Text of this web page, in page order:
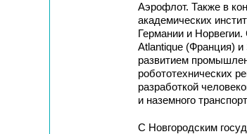
Аэрофлот. Также в
академических
Германии и
Atlantique (Франция) и
развитием
робототехнических
разработкой
и наземного
С Новгородским